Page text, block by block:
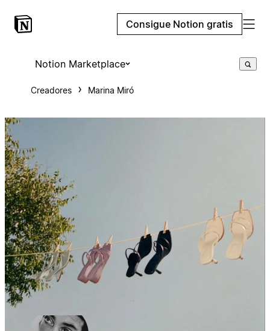
Consigue Notion gratis
Notion Marketplace
Creadores Marina Miró